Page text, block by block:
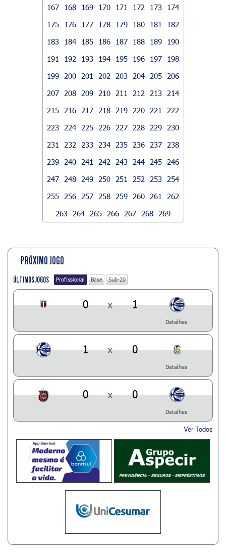
167
168 169 170 171 172 173
174
175
176 177 178 179 180 181
182
183
184 185 186 187 188 189
190
191
192 193 194 195 196 197
198
199
200 201 202 203 204 205
206
207
208 209 210 211 212 213
214
215
216 217 218 219 220 221
222
223
224 225 226 227 228 229
230
231
232 233 234 235 236 237
238
239
240 241 242 243 244 245
246
247
248 249 250 251 252 253
254
255
256 257 258 259 260 261
262
263
264 265 266 267 268 269
PRÓXIMO JOGO
ÚLTIMOS JOGOS Profissional Base Sub-20
0 x 1
Detalhes
1 x 0
Detalhes
0 x 0
Detalhes
Ver Todos